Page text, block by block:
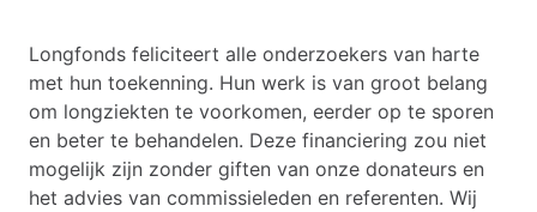
Longfonds feliciteert alle onderzoekers van harte
met hun toekenning. Hun werk is van groot belang
om longziekten te voorkomen, eerder op te sporen
en beter te behandelen. Deze financiering zou niet
mogelijk zijn zonder giften van onze donateurs en
het advies van commissieleden en referenten. Wij